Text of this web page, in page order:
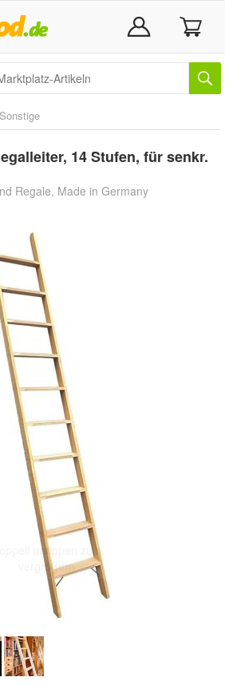
Sonstige
14 Stufen, für senkr.
Regale, Made in Germany
antippen zum
vergrößern